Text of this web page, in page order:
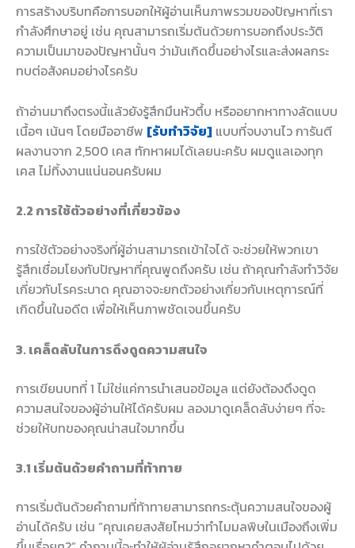
การสร้างบริบทคือการบอกให้ผู้อ่านเห็นภาพรวมของปัญหาที่เรา
กำลังศึกษาอยู่ เช่น คุณสามารถเริ่มต้นด้วยการบอกถึงประวัติ
ความเป็นมาของปัญหานั้นๆ ว่ามันเกิดขึ้นอย่างไรและส่งผลกระ
ทบต่อสังคมอย่างไรครับ
ถ้าอ่านมาถึงตรงนี้แล้วยังรู้สึกมึนหัวตึ้บ หรืออยากหาทางลัดแบบ
เนื้อๆ เน้นๆ โดยมืออาชีพ [รับทำวิจัย] แบบที่จบงานไว การันตี
ผลงานจาก 2,500 เคส ทักหาผมได้เลยนะครับ ผมดูแลเองทุก
เคส ไม่ทิ้งงานแน่นอนครับผม
2.2 การใช้ตัวอย่างที่เกี่ยวข้อง
การใช้ตัวอย่างจริงที่ผู้อ่านสามารถเข้าใจได้ จะช่วยให้พวกเขา
รู้สึกเชื่อมโยงกับปัญหาที่คุณพูดถึงครับ เช่น ถ้าคุณกำลังทำวิจัย
เกี่ยวกับโรคระบาด คุณอาจจะยกตัวอย่างเกี่ยวกับเหตุการณ์ที่
เกิดขึ้นในอดีต เพื่อให้เห็นภาพชัดเจนขึ้นครับ
3. เคล็ดลับในการดึงดูดความสนใจ
การเขียนบทที่ 1 ไม่ใช่แค่การนำเสนอข้อมูล แต่ยังต้องดึงดูด
ความสนใจของผู้อ่านให้ได้ครับผม ลองมาดูเคล็ดลับง่ายๆ ที่จะ
ช่วยให้บทของคุณน่าสนใจมากขึ้น
3.1 เริ่มต้นด้วยคำถามที่ท้าทาย
การเริ่มต้นด้วยคำถามที่ท้าทายสามารถกระตุ้นความสนใจของผู้
อ่านได้ครับ เช่น “คุณเคยสงสัยไหมว่าทำไมมลพิษในเมืองถึงเพิ่ม